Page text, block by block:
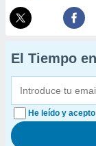
El Tiempo
He leído y